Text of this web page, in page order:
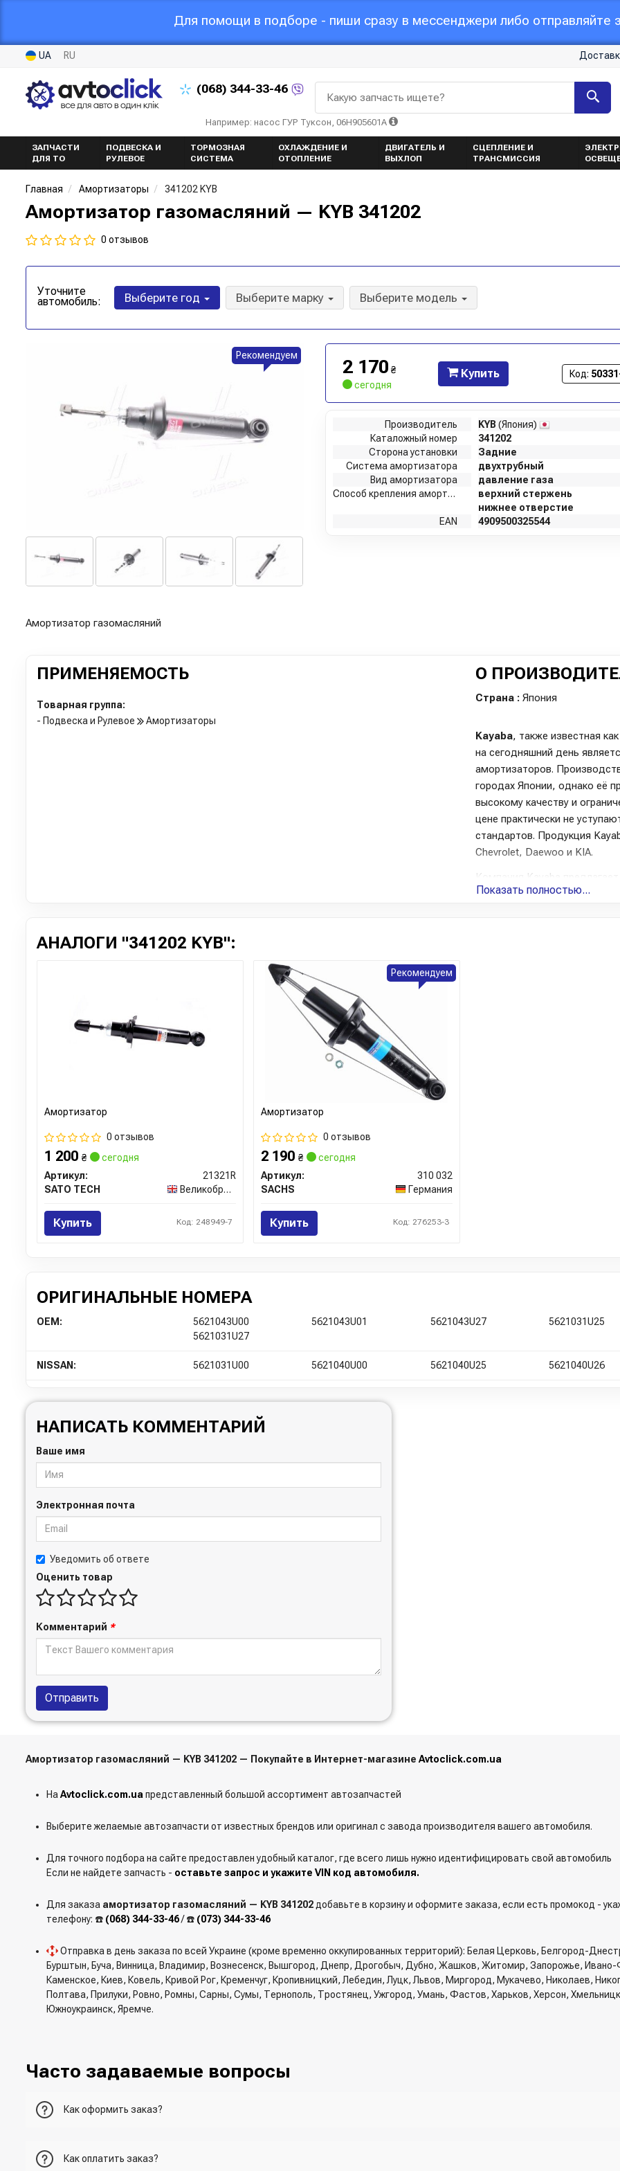
Для помощи в подборе - пиши сразу в мессенджери либо отправляйте
UA RU
(068) 344-33-46
Какую запчасть ищете?
Например: насос ГУР Туксон, 06H905601A
ЗАПЧАСТИ
ДЛЯ ТО
ПОДВЕСКА И
РУЛЕВОЕ
ТОРМОЗНАЯ
СИСТЕМА
ОХЛАЖДЕНИЕ И
ОТОПЛЕНИЕ
ДВИГАТЕЛЬ И
ВЫХЛОП
СЦЕПЛЕНИЕ И
ТРАНСМИССИЯ
Главная Амортизаторы 341202 KYB
Амортизатор газомасляний — KYB 341202
0 отзывов
Уточните
автомобиль: Выберите год Выберите марку Выберите модель
Рекомендуем
2 170 ₴
сегодня
Купить Код:
Производитель KYB (Япония)
Каталожный номер
341202
Сторона установки
Задние
Система амортизатора
двухтрубный
Вид амортизатора
давление газа
Способ крепления амортизатора
верхний стержень
нижнее отверстие
EAN
4909500325544
Амортизатор газомасляний
ПРИМЕНЯЕМОСТЬ
Товарная группа:
- Подвеска и Рулевое
Амортизаторы
О
Страна : Япония
Kayaba, также известная как
на сегодняшний день
амортизаторов.
городах Японии, однако её
высокому качеству и
цене практически не
стандартов. Продукция
Chevrolet, Daewoo и KIA.
Компания Kayaba
пружины и расходные
Показать полностью...
АНАЛОГИ "341202 KYB":
Амортизатор
0 отзывов
1 200 ₴
сегодня
Артикул:
21321R
SATO TECH
Великобритания
Купить Код: 248949-7
Амортизатор
0 отзывов
2 190 ₴
сегодня
Артикул:
310 032
SACHS
Германия
Купить Код: 276253-3
Рекомендуем
ОРИГИНАЛЬНЫЕ НОМЕРА
OEM: 5621043U00 5621043U01 5621043U27 5621031U25
5621031U27
NISSAN: 5621031U00 5621040U00 5621040U25 5621040U26
НАПИСАТЬ КОММЕНТАРИЙ
Ваше имя
Электронная почта
Уведомить об ответе
Оценить товар
Комментарий *
Отправить
Амортизатор газомасляний — KYB 341202 — Покупайте в Интернет-магазине Avtoclick.com.ua
На Avtoclick.com.ua представленный большой ассортимент автозапчастей
Выберите желаемые автозапчасти от известных брендов или оригинал с завода производителя вашего автомобиля.
Для точного подбора на сайте предоставлен удобный каталог, где всего лишь нужно идентифицировать свой автомобиль
Если не найдете запчасть - оставьте запрос и укажите VIN код автомобиля.
Для заказа амортизатор газомасляний — KYB 341202 добавьте в корзину и оформите заказа, если есть промокод -
телефону: ☎️ (068) 344-33-46/ ☎️ (073) 344-33-46
Отправка в день заказа по всей Украине (кроме временно оккупированных территорий): Белая Церковь, Белгород-
Бурштын, Буча, Винница, Владимир, Вознесенск, Вышгород, Днепр, Дрогобыч, Дубно, Жашков, Житомир, Запорожье,
Каменское, Киев, Ковель, Кривой Рог, Кременчуг, Кропивницкий, Лебедин, Луцк, Львов, Миргород, Мукачево, Николаев,
Полтава, Прилуки, Ровно, Ромны, Сарны, Сумы, Тернополь, Тростянец, Ужгород, Умань, Фастов, Харьков, Херсон,
Южноукраинск, Яремче.
Часто задаваемые вопросы
Как оформить заказ?
Как оплатить заказ?